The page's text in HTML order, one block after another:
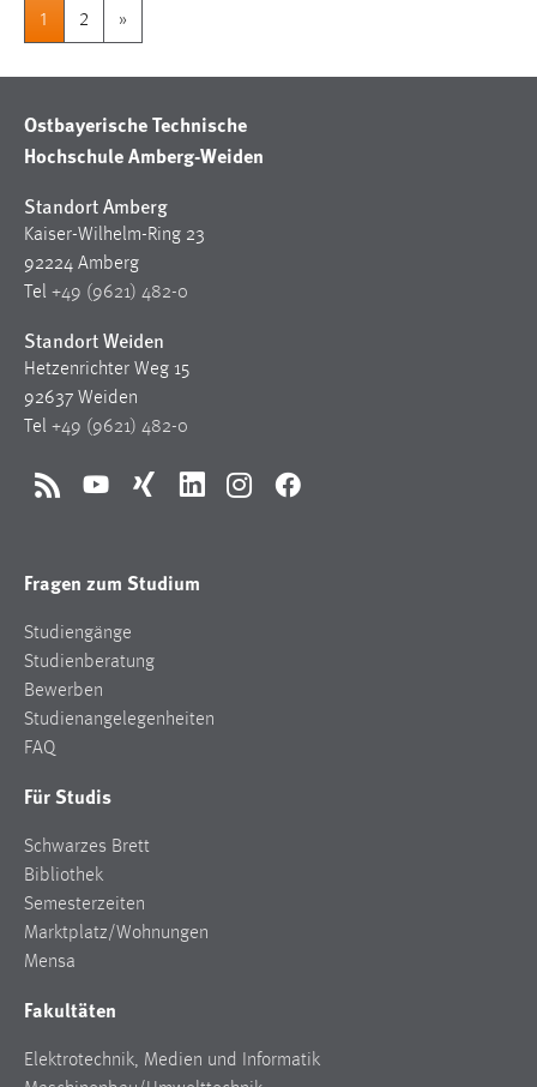
1 2 »
Ostbayerische Technische
Hochschule Amberg-Weiden
Standort Amberg
Kaiser-Wilhelm-Ring 23
92224 Amberg
Tel +49 (9621) 482-0
Standort Weiden
Hetzenrichter Weg 15
92637 Weiden
Tel +49 (9621) 482-0
RSS YouTubeXing LinkedInInstagramFacebook
Fragen zum Studium
Studiengänge
Studienberatung
Bewerben
Studienangelegenheiten
FAQ
Für Studis
Schwarzes Brett
Bibliothek
Semesterzeiten
Marktplatz/Wohnungen
Mensa
Fakultäten
Elektrotechnik, Medien und Informatik